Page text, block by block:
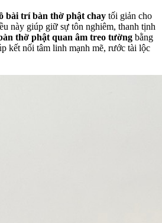
bài trí bàn thờ phật chay tối giản cho
này giúp giữ sự tôn nghiêm, thanh tịnh
thờ phật quan âm treo tường bằng
kết nối tâm linh mạnh mẽ, rước tài lộc